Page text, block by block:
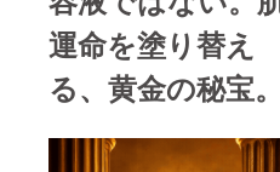
運命を塗り替え
る、黄金の秘宝。